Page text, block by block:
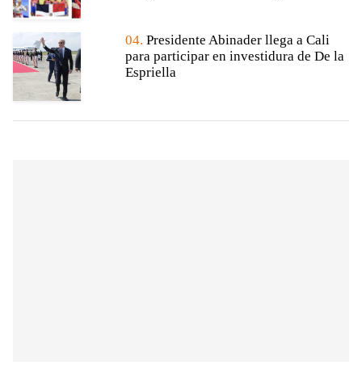
04. Presidente Abinader llega a Cali
para participar en investidura de De la
Espriella